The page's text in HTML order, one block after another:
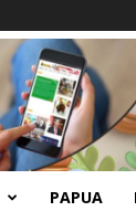
PAPUA